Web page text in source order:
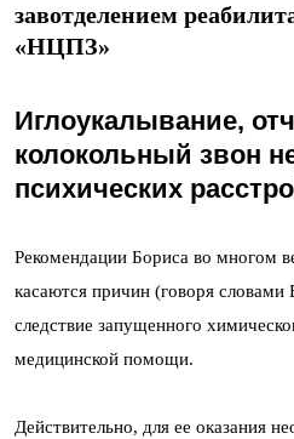
завотделением
«НЦПЗ»
Иглоукалывание,
колокольный звон
психических
Рекомендации Бориса во многом
касаются причин (говоря
следствие запущенного
медицинской помощи.
Действительно, для ее оказания